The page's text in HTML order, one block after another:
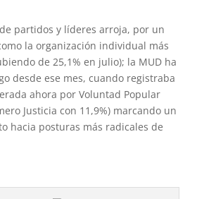
partidos y líderes arroja, por un
la organización individual más
de 25,1% en julio); la MUD ha
desde ese mes, cuando registraba
ahora por Voluntad Popular
Justicia con 11,9%) marcando un
hacia posturas más radicales de